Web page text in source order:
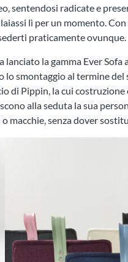
sentendosi radicate e
lì per un momento.
praticamente ovunque.
la gamma Ever
smontaggio al termine
di Pippin, la cui
alla seduta la sua
senza dover